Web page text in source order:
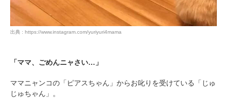
出典 : https://www.instagram.com/yuriyuri4mama
「ママ、ごめんニャさい…」
ママニャンコの「ピアスちゃん」からお叱りを受けている「じゅ
じゅちゃん」。